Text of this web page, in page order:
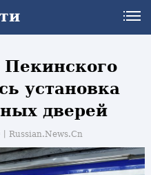
установка
дверей
Russian.News.Cn